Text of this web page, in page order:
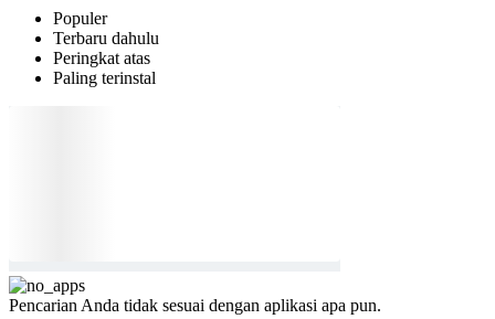
Populer
Terbaru dahulu
Peringkat atas
Paling terinstal
Pencarian Anda tidak sesuai dengan aplikasi apa pun.